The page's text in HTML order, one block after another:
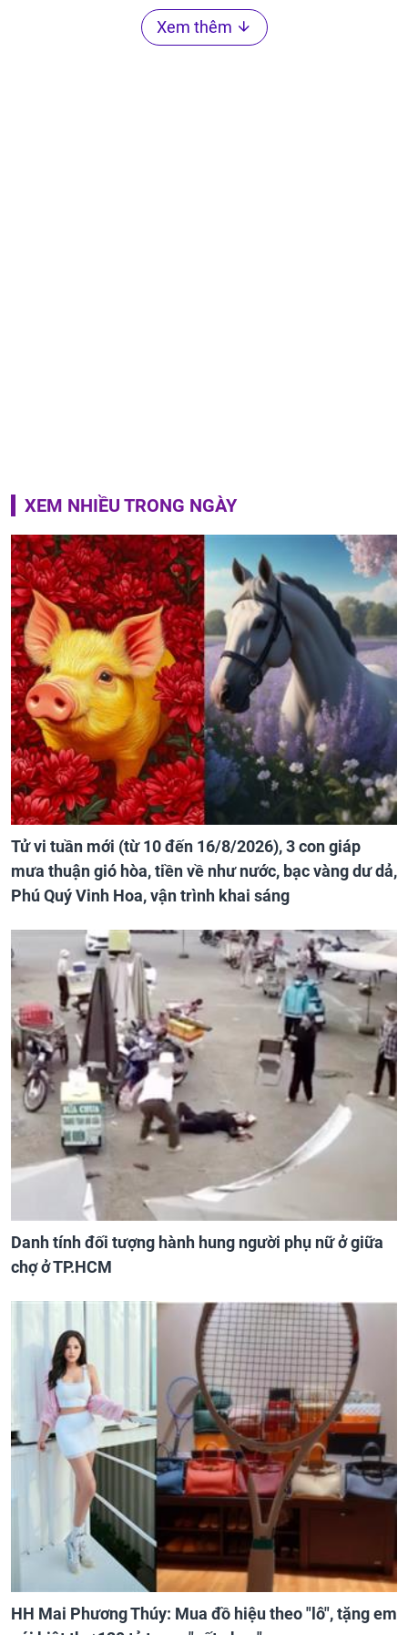
Xem thêm
XEM NHIỀU TRONG NGÀY
Tử vi tuần mới (từ 10 đến 16/8/2026), 3 con giáp
mưa thuận gió hòa, tiền về như nước, bạc vàng dư dả,
Phú Quý Vinh Hoa, vận trình khai sáng
Danh tính đối tượng hành hung người phụ nữ ở giữa
chợ ở TP.HCM
HH Mai Phương Thúy: Mua đồ hiệu theo "lô", tặng em